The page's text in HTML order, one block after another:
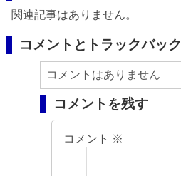
関連記事はありません。
コメントとトラックバック
コメントはありません
コメントを残す
コメント ※